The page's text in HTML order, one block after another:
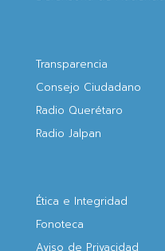
Transparencia
Consejo Ciudadano
Radio Querétaro
Radio Jalpan
Ética e Integridad
Fonoteca
Aviso de Privacidad